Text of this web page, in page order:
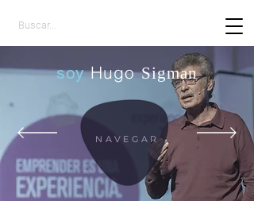
soy Hugo Sigman
NAVEGAR